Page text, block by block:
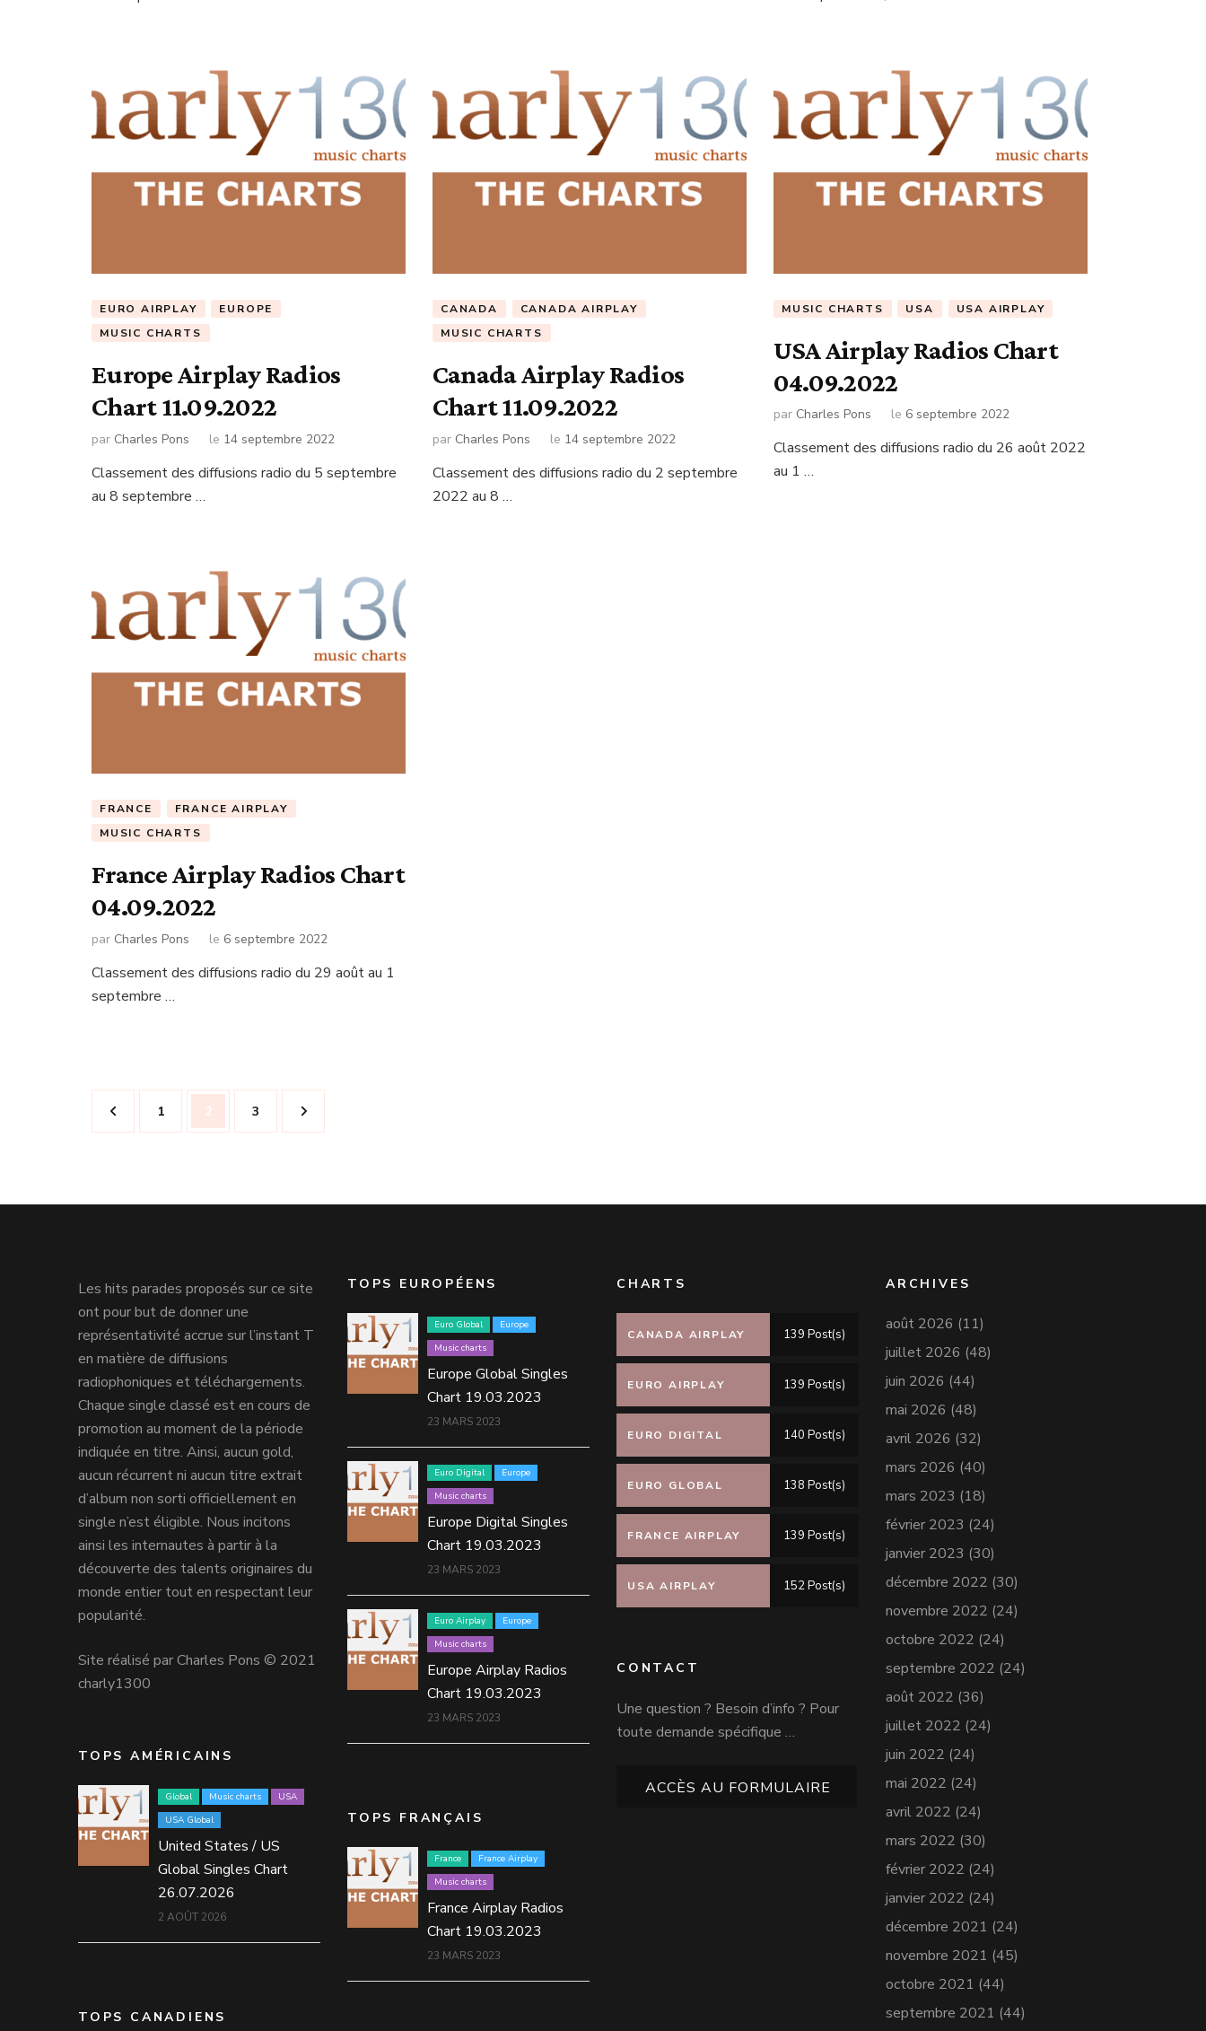
EURO AIRPLAY
EUROPE
MUSIC CHARTS
Europe Airplay Radios
Chart 11.09.2022
par Charles Pons le 14 septembre 2022
Classement des diffusions radio du 5 septembre
au 8 septembre …
CANADA
CANADA AIRPLAY
MUSIC CHARTS
Canada Airplay Radios
Chart 11.09.2022
par Charles Pons le 14 septembre 2022
Classement des diffusions radio du 2 septembre
2022 au 8 …
MUSIC CHARTS USA USA AIRPLAY
USA Airplay Radios Chart
04.09.2022
par Charles Pons le 6 septembre 2022
Classement des diffusions radio du 26 août 2022
au 1 …
FRANCE
FRANCE AIRPLAY
MUSIC CHARTS
France Airplay Radios Chart
04.09.2022
par Charles Pons le 6 septembre 2022
Classement des diffusions radio du 29 août au 1
septembre …
Navigation
des
Page
1 Page
2 Page
3
Les hits parades proposés sur ce site
ont pour but de donner une
représentativité accrue sur l’instant T
en matière de diffusions
radiophoniques et téléchargements.
Chaque single classé est en cours de
promotion au moment de la période
indiquée en titre. Ainsi, aucun gold,
aucun récurrent ni aucun titre extrait
d’album non sorti officiellement en
single n’est éligible. Nous incitons
ainsi les internautes à partir à la
découverte des talents originaires du
monde entier tout en respectant leur
popularité.
Site réalisé par Charles Pons © 2021
charly1300
TOPS AMÉRICAINS
Global Music charts
USA
USA Global
United States / US
Global Singles Chart
26.07.2026
2 AOÛT 2026
TOPS CANADIENS
TOPS EUROPÉENS
Euro Global
Europe
Music charts
Europe Global Singles
Chart 19.03.2023
23 MARS 2023
Euro Digital
Europe
Music charts
Europe Digital Singles
Chart 19.03.2023
23 MARS 2023
Euro Airplay
Europe
Music charts
Europe Airplay Radios
Chart 19.03.2023
23 MARS 2023
TOPS FRANÇAIS
France
France Airplay
Music charts
France Airplay Radios
Chart 19.03.2023
23 MARS 2023
CHARTS
CANADA AIRPLAY 139 Post(s)
EURO AIRPLAY 139 Post(s)
EURO DIGITAL 140 Post(s)
EURO GLOBAL 138 Post(s)
FRANCE AIRPLAY 139 Post(s)
USA AIRPLAY 152 Post(s)
CONTACT
Une question ? Besoin d’info ? Pour
toute demande spécifique …
ACCÈS AU FORMULAIRE
ARCHIVES
août 2026 (11)
juillet 2026 (48)
juin 2026 (44)
mai 2026 (48)
avril 2026 (32)
mars 2026 (40)
mars 2023 (18)
février 2023 (24)
janvier 2023 (30)
décembre 2022 (30)
novembre 2022 (24)
octobre 2022 (24)
septembre 2022 (24)
août 2022 (36)
juillet 2022 (24)
juin 2022 (24)
mai 2022 (24)
avril 2022 (24)
mars 2022 (30)
février 2022 (24)
janvier 2022 (24)
décembre 2021 (24)
novembre 2021 (45)
octobre 2021 (44)
septembre 2021 (44)